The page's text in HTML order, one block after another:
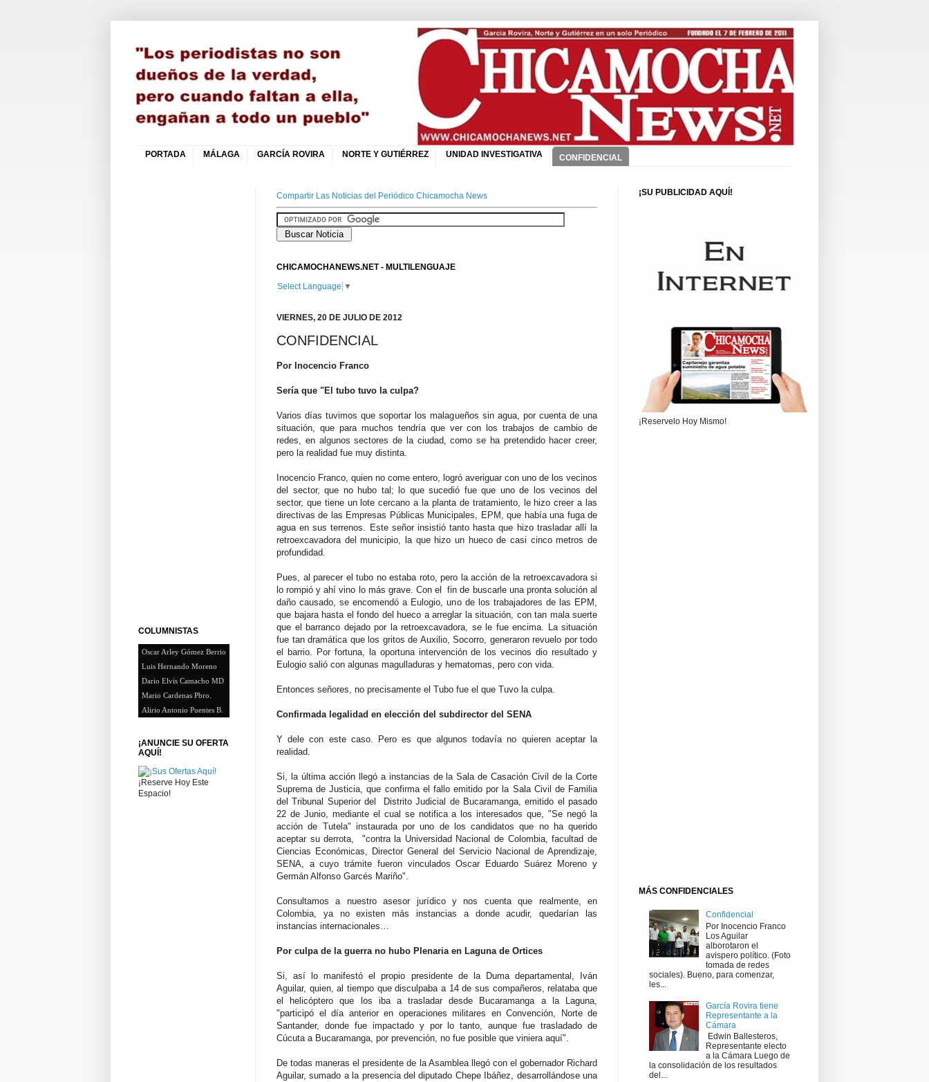
PORTADA MÁLAGA GARCÍA ROVIRA NORTE Y GUTIÉRREZ UNIDAD INVESTIGATIVA CONFIDENCIAL
Compartir Las Noticias del Periódico Chicamocha News
CHICAMOCHANEWS.NET - MULTILENGUAJE
Select Language ▼
VIERNES, 20 DE JULIO DE 2012
CONFIDENCIAL
Por Inocencio Franco
Sería que "El tubo tuvo la culpa?
Varios días tuvimos que soportar los malagueños sin agua, por cuenta de una
situación, que para muchos tendría que ver con los trabajos de cambio de
redes, en algunos sectores de la ciudad, como se ha pretendido hacer creer,
pero la realidad fue muy distinta.
Inocencio Franco, quien no come entero, logró averiguar con uno de los vecinos
del sector, que no hubo tal; lo que sucedió fue que uno de los vecinos del
sector, que tiene un lote cercano a la planta de tratamiento, le hizo creer a las
directivas de las Empresas Públicas Municipales, EPM, que había una fuga de
agua en sus terrenos. Este señor insistió tanto hasta que hizo trasladar allí la
retroexcavadora del municipio, la que hizo un hueco de casi cinco metros de
profundidad.
Pues, al parecer el tubo no estaba roto, pero la acción de la retroexcavadora si
lo rompió y ahí vino lo más grave. Con el fin de buscarle una pronta solución al
daño causado, se encomendó a Eulogio, uno de los trabajadores de las EPM,
que bajara hasta el fondo del hueco a arreglar la situación, con tan mala suerte
que el barranco dejado por la retroexcavadora, se le fue encima. La situación
fue tan dramática que los gritos de Auxilio, Socorro, generaron revuelo por todo
el barrio. Por fortuna, la oportuna intervención de los vecinos dio resultado y
Eulogio salió con algunas magulladuras y hematomas, pero con vida.
Entonces señores, no precisamente el Tubo fue el que Tuvo la culpa.
Confirmada legalidad en elección del subdirector del SENA
Y dele con este caso. Pero es que algunos todavía no quieren aceptar la
realidad.
Si, la última acción llegó a instancias de la Sala de Casación Civil de la Corte
Suprema de Justicia, que confirma el fallo emitido por la Sala Civil de Familia
del Tribunal Superior del Distrito Judicial de Bucaramanga, emitido el pasado
22 de Junio, mediante el cual se notifica a los interesados que, "Se negó la
acción de Tutela" instaurada por uno de los candidatos que no ha querido
aceptar su derrota, "contra la Universidad Nacional de Colombia, facultad de
Ciencias Económicas, Director General del Servicio Nacional de Aprendizaje,
SENA, a cuyo trámite fueron vinculados Oscar Eduardo Suárez Moreno y
Germán Alfonso Garcés Mariño".
Consultamos a nuestro asesor jurídico y nos cuenta que realmente, en
Colombia, ya no existen más instancias a donde acudir, quedarían las
instancias internacionales…
Por culpa de la guerra no hubo Plenaria en Laguna de Ortices
Si, así lo manifestó el propio presidente de la Duma departamental, Iván
Aguilar, quien, al tiempo que disculpaba a 14 de sus compañeros, relataba que
el helicóptero que los iba a trasladar desde Bucaramanga a la Laguna,
"participó el día anterior en operaciones militares en Convención, Norte de
Santander, donde fue impactado y por lo tanto, aunque fue trasladado de
Cúcuta a Bucaramanga, por prevención, no fue posible que viniera aquí".
De todas maneras el presidente de la Asamblea llegó con el gobernador Richard
Aguilar, sumado a la presencia del diputado Chepe Ibáñez, desarrollándose una
COLUMNISTAS
Oscar Arley Gómez Berrio
Luis Hernando Moreno
Dario Elvis Camacho MD
Mario Cardenas Pbro.
Alirio Antonio Puentes B.
¡ANUNCIE SU OFERTA
AQUÍ!
¡Reserve Hoy Este
Espacio!
¡SU PUBLICIDAD AQUÍ!
¡Reservelo Hoy Mismo!
MÁS CONFIDENCIALES
Confidencial
Por Inocencio Franco ​
Los Aguilar
alborotaron el
avispero político. (Foto
tomada de redes
sociales). Bueno, para comenzar,
les...
García Rovira tiene
Representante a la
Cámara
​ Edwin Ballesteros,
Representante electo
a la Cámara Luego de
la consolidación de los resultados
del...